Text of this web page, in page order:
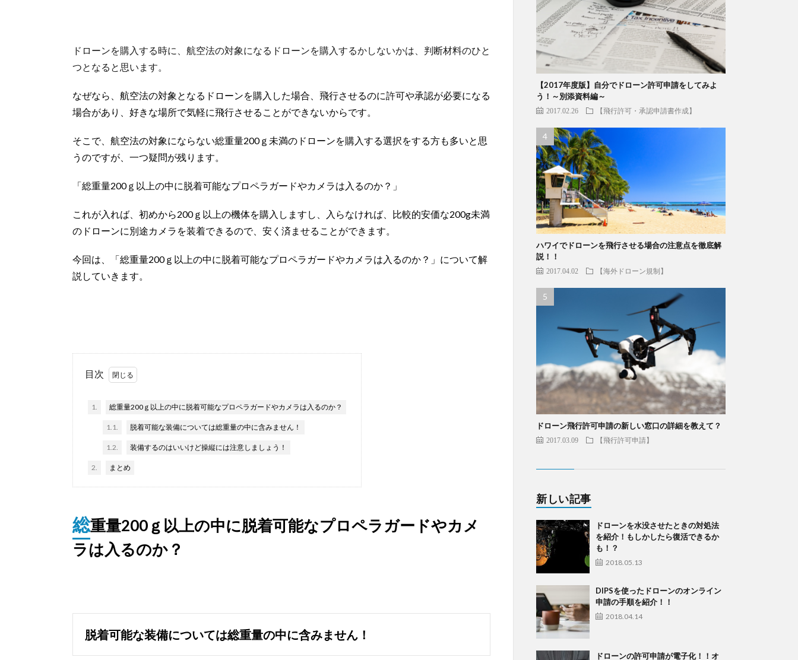
ドローンを購入する時に、航空法の対象になるドローンを購入するかしないかは、判断材料のひと
つとなると思います。
なぜなら、航空法の対象となるドローンを購入した場合、飛行させるのに許可や承認が必要になる
場合があり、好きな場所で気軽に飛行させることができないからです。
そこで、航空法の対象にならない総重量200ｇ未満のドローンを購入する選択をする方も多いと思
うのですが、一つ疑問が残ります。
「総重量200ｇ以上の中に脱着可能なプロペラガードやカメラは入るのか？」
これが入れば、初めから200ｇ以上の機体を購入しますし、入らなければ、比較的安価な200g未満
のドローンに別途カメラを装着できるので、安く済ませることができます。
今回は、「総重量200ｇ以上の中に脱着可能なプロペラガードやカメラは入るのか？」について解
説していきます。
目次
1. 総重量200ｇ以上の中に脱着可能なプロペラガードやカメラは入るのか？
1.1. 脱着可能な装備については総重量の中に含みません！
1.2. 装備するのはいいけど操縦には注意しましょう！
2. まとめ
総重量200ｇ以上の中に脱着可能なプロペラガードやカメ
ラは入るのか？
脱着可能な装備については総重量の中に含みません！
【2017年度版】自分でドローン許可申請をしてみよ
う！～別添資料編～
2017.02.26 【飛行許可・承認申請書作成】
ハワイでドローンを飛行させる場合の注意点を徹底解
説！！
2017.04.02 【海外ドローン規制】
ドローン飛行許可申請の新しい窓口の詳細を教えて？
2017.03.09 【飛行許可申請】
新しい記事
ドローンを水没させたときの対処法
を紹介！もしかしたら復活できるか
も！？
2018.05.13
DIPSを使ったドローンのオンライン
申請の手順を紹介！！
2018.04.14
ドローンの許可申請が電子化！！オ